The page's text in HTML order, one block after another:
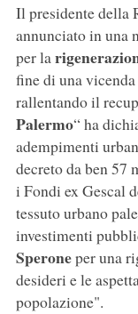
Il presidente della
annunciato in una
per la
fine di una
rallentando il
Palermo“ ha
adempimenti
decreto da ben 57
i Fondi ex Gescal
tessuto urbano
investimenti
Speroneper una
desideri e le
popolazione".